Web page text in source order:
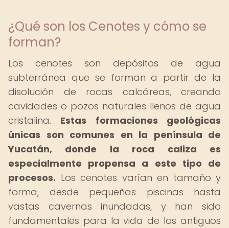
¿Qué son los Cenotes y cómo se
forman?
Los cenotes son depósitos de agua
subterránea que se forman a partir de la
disolución de rocas calcáreas, creando
cavidades o pozos naturales llenos de agua
cristalina. Estas formaciones geológicas
únicas son comunes en la península de
Yucatán, donde la roca caliza es
especialmente propensa a este tipo de
procesos. Los cenotes varían en tamaño y
forma, desde pequeñas piscinas hasta
vastas cavernas inundadas, y han sido
fundamentales para la vida de los antiguos